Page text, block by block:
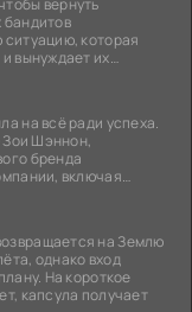
бандитов
которая
вынуждает их
на всё ради успеха.
Зои Шэннон,
бренда
включая
на Землю
однако вход
На короткое
капсула получает